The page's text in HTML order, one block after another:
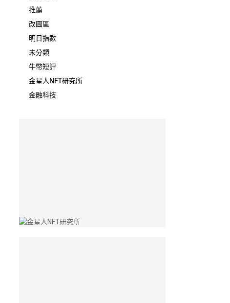
推薦
改圖區
明日指數
未分類
牛幣短評
金星人NFT研究所
金融科技